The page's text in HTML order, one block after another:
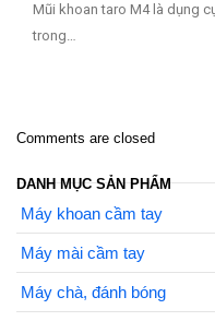
Mũi khoan taro M4 là dụng
trong…
Comments are closed
DANH MỤC SẢN PHẨM
Máy khoan cầm tay
Máy mài cầm tay
Máy chà, đánh bóng